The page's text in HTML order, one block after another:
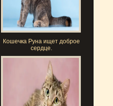
Кошечка Руна ищет доброе
сердце.